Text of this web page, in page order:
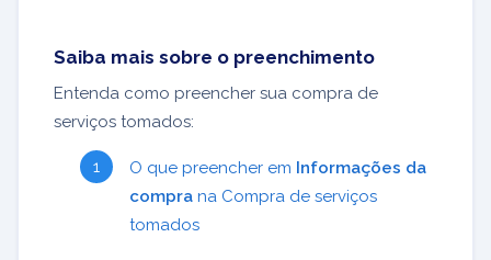
Saiba mais sobre o preenchimento
Entenda como preencher sua compra de
serviços tomados:
O que preencher em Informações da
compra na Compra de serviços
tomados